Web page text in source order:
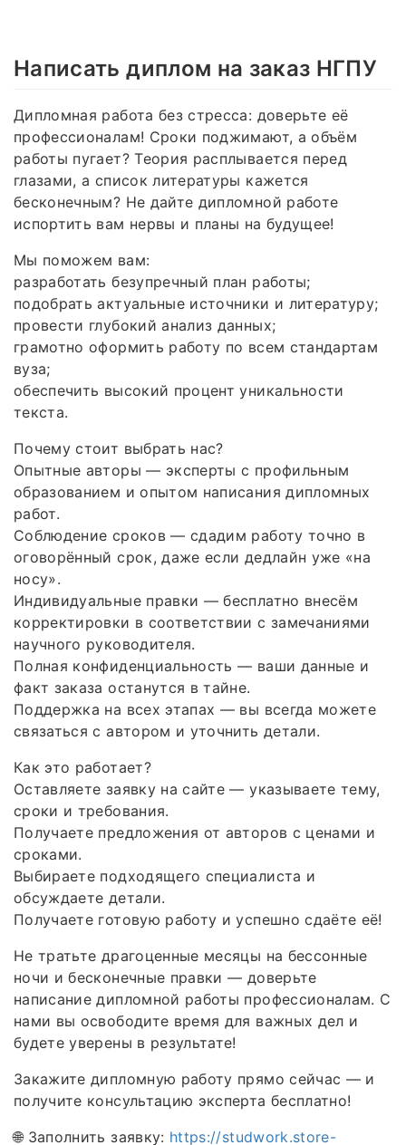
Написать диплом на заказ НГПУ
Дипломная работа без стресса: доверьте её
профессионалам! Сроки поджимают, а объём
работы пугает? Теория расплывается перед
глазами, а список литературы кажется
бесконечным? Не дайте дипломной работе
испортить вам нервы и планы на будущее!
Мы поможем вам:
разработать безупречный план работы;
подобрать актуальные источники и литературу;
провести глубокий анализ данных;
грамотно оформить работу по всем стандартам
вуза;
обеспечить высокий процент уникальности
текста.
Почему стоит выбрать нас?
Опытные авторы — эксперты с профильным
образованием и опытом написания дипломных
работ.
Соблюдение сроков — сдадим работу точно в
оговорённый срок, даже если дедлайн уже «на
носу».
Индивидуальные правки — бесплатно внесём
корректировки в соответствии с замечаниями
научного руководителя.
Полная конфиденциальность — ваши данные и
факт заказа останутся в тайне.
Поддержка на всех этапах — вы всегда можете
связаться с автором и уточнить детали.
Как это работает?
Оставляете заявку на сайте — указываете тему,
сроки и требования.
Получаете предложения от авторов с ценами и
сроками.
Выбираете подходящего специалиста и
обсуждаете детали.
Получаете готовую работу и успешно сдаёте её!
Не тратьте драгоценные месяцы на бессонные
ночи и бесконечные правки — доверьте
написание дипломной работы профессионалам. С
нами вы освободите время для важных дел и
будете уверены в результате!
Закажите дипломную работу прямо сейчас — и
получите консультацию эксперта бесплатно!
🌐 Заполнить заявку: https://studwork.store-